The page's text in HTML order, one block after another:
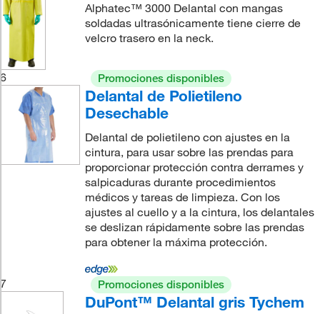
Alphatec™ 3000 Delantal con mangas
soldadas ultrasónicamente tiene cierre de
velcro trasero en la neck.
6 Promociones disponibles
Delantal de Polietileno
Desechable
Delantal de polietileno con ajustes en la
cintura, para usar sobre las prendas para
proporcionar protección contra derrames y
salpicaduras durante procedimientos
médicos y tareas de limpieza. Con los
ajustes al cuello y a la cintura, los delantales
se deslizan rápidamente sobre las prendas
para obtener la máxima protección.
7 Promociones disponibles
DuPont™ Delantal gris Tychem